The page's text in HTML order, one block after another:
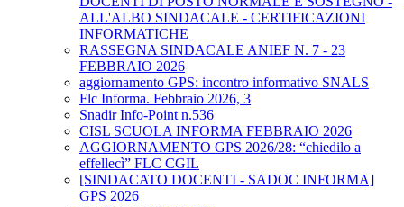
ALL'ALBO SINDACALE - CERTIFICAZIONI
INFORMATICHE
RASSEGNA SINDACALE ANIEF N. 7 - 23
FEBBRAIO 2026
aggiornamento GPS: incontro informativo SNALS
Flc Informa. Febbraio 2026, 3
Snadir Info-Point n.536
CISL SCUOLA INFORMA FEBBRAIO 2026
AGGIORNAMENTO GPS 2026/28: “chiedilo a
effellecì” FLC CGIL
[SINDACATO DOCENTI - SADOC INFORMA]
GPS 2026